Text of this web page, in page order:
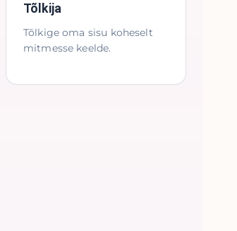
Tõlkija
Tõlkige oma sisu koheselt
mitmesse keelde.